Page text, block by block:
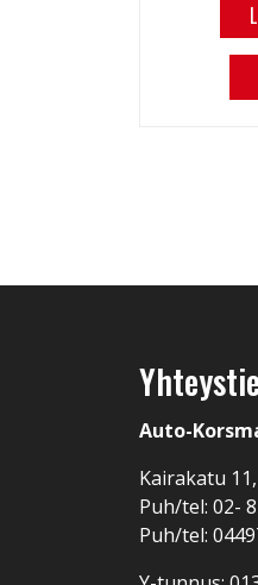
Auto-
Kairakatu
Puh/tel: 02-
Puh/tel: